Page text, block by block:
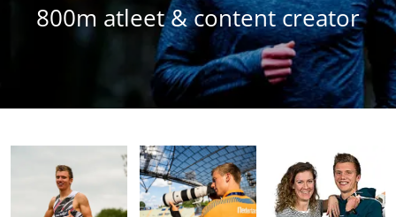
800m atleet & content creator